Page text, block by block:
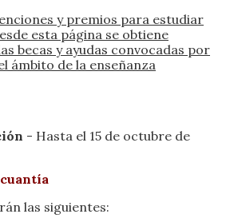
y premios para estudiar
esta página se obtiene
becas y ayudas convocadas por
ámbito de la enseñanza
- Hasta el 15 de octubre de
las siguientes: